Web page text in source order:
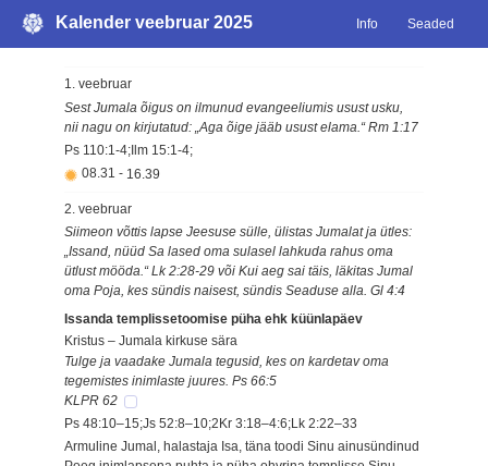
Kalender veebruar 2025 Info Seaded
1. veebruar
Sest Jumala õigus on ilmunud evangeeliumis usust usku,
nii nagu on kirjutatud: „Aga õige jääb usust elama.“ Rm 1:17
Ps 110:1-4;Ilm 15:1-4;
08.31 - 16.39
2. veebruar
Siimeon võttis lapse Jeesuse sülle, ülistas Jumalat ja ütles:
„Issand, nüüd Sa lased oma sulasel lahkuda rahus oma
ütlust mööda.“ Lk 2:28-29 või Kui aeg sai täis, läkitas Jumal
oma Poja, kes sündis naisest, sündis Seaduse alla. Gl 4:4
Issanda templissetoomise püha ehk küünlapäev
Kristus – Jumala kirkuse sära
Tulge ja vaadake Jumala tegusid, kes on kardetav oma
tegemistes inimlaste juures. Ps 66:5
KLPR 62
Ps 48:10–15;Js 52:8–10;2Kr 3:18–4:6;Lk 2:22–33
Armuline Jumal, halastaja Isa, täna toodi Sinu ainusündinud